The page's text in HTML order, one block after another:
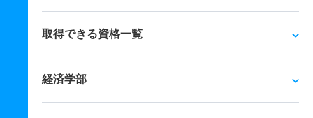
取得できる資格一覧
経済学部